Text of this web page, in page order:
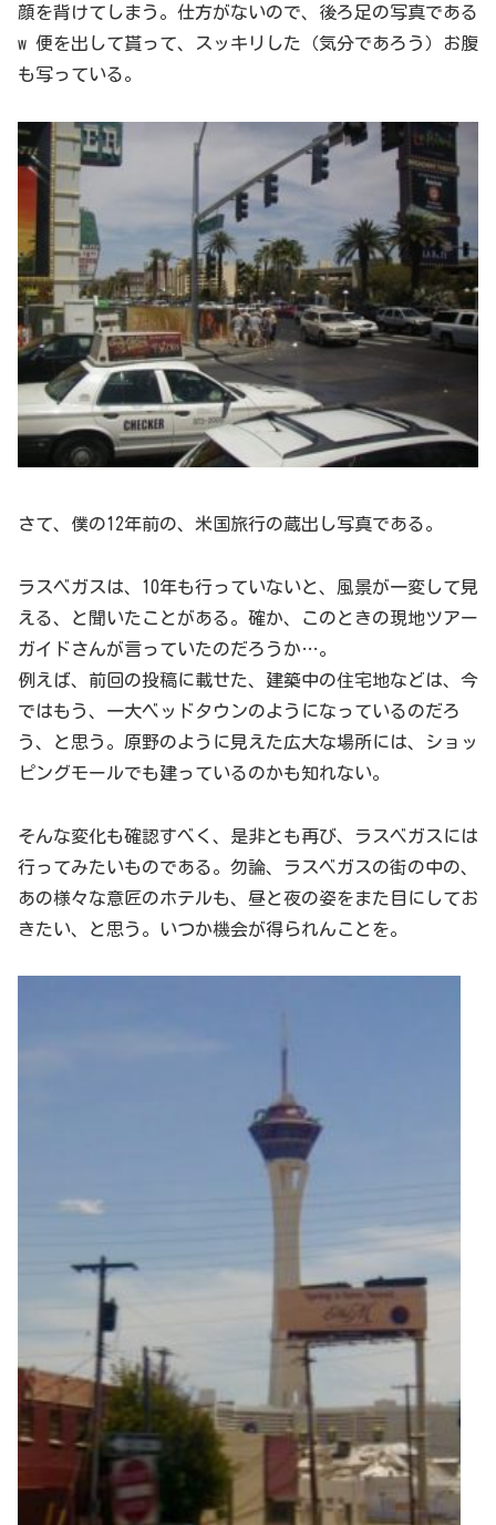
顔を背けてしまう。仕方がないので、後ろ足の写真である
w 便を出して貰って、スッキリした（気分であろう）お腹
も写っている。
さて、僕の12年前の、米国旅行の蔵出し写真である。
ラスベガスは、10年も行っていないと、風景が一変して見
える、と聞いたことがある。確か、このときの現地ツアー
ガイドさんが言っていたのだろうか…。
例えば、前回の投稿に載せた、建築中の住宅地などは、今
ではもう、一大ベッドタウンのようになっているのだろ
う、と思う。原野のように見えた広大な場所には、ショッ
ピングモールでも建っているのかも知れない。
そんな変化も確認すべく、是非とも再び、ラスベガスには
行ってみたいものである。勿論、ラスベガスの街の中の、
あの様々な意匠のホテルも、昼と夜の姿をまた目にしてお
きたい、と思う。いつか機会が得られんことを。